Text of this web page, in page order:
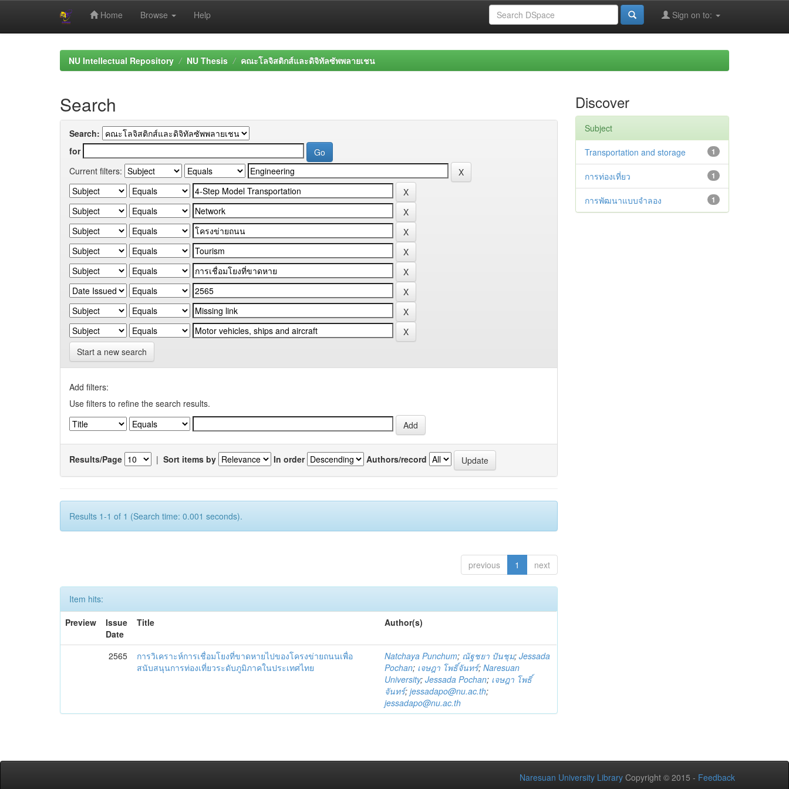
Home Browse Help Sign on to:
NU Intellectual Repository NU Thesis คณะโลจิสติกส์และดิจิทัลซัพพลายเชน
Search
Search:
for
Current filters:
Start a new search
Add filters:
Use filters to refine the search results.
Results/Page | Sort items by In order Authors/record
Results 1-1 of 1 (Search time: 0.001 seconds).
previous 1 next
Item hits:
Preview
Issue
Date
Title Author(s)
2565
การวิเคราะห์การเชื่อมโยงที่ขาดหายไปของโครงข่ายถนนเพื่อ
สนับสนุนการท่องเที่ยวระดับภูมิภาคในประเทศไทย
Natchaya Punchum; ณัฐชยา ปันชุม;Jessada
Pochan; เจษฎา โพธิ์จันทร์;Naresuan
University;Jessada Pochan; เจษฎา โพธิ์
จันทร์;jessadapo@nu.ac.th;
jessadapo@nu.ac.th
Discover
Subject
1
Transportation and storage
1
การท่องเที่ยว
1
การพัฒนาแบบจำลอง
Naresuan University Library Copyright © 2015 - Feedback